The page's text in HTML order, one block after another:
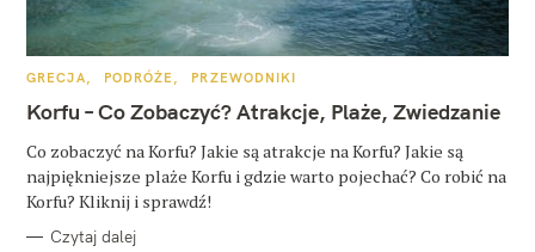
K
T
E
O
R
I
GRECJA PODRÓŻE PRZEWODNIKI
Korfu – Co Zobaczyć? Atrakcje, Plaże, Zwiedzanie
Co zobaczyć na Korfu? Jakie są atrakcje na Korfu? Jakie są
najpiękniejsze plaże Korfu i gdzie warto pojechać? Co robić na
Korfu? Kliknij i sprawdź!
Czytaj dalej